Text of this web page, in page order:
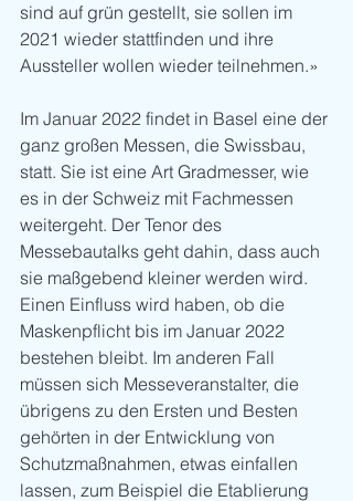
sind auf grün gestellt, sie sollen im
2021 wieder stattfinden und ihre
Aussteller wollen wieder teilnehmen.»
Im Januar 2022 findet in Basel eine der
ganz großen Messen, die Swissbau,
statt. Sie ist eine Art Gradmesser, wie
es in der Schweiz mit Fachmessen
weitergeht. Der Tenor des
Messebautalks geht dahin, dass auch
sie maßgebend kleiner werden wird.
Einen Einfluss wird haben, ob die
Maskenpflicht bis im Januar 2022
bestehen bleibt. Im anderen Fall
müssen sich Messeveranstalter, die
übrigens zu den Ersten und Besten
gehörten in der Entwicklung von
Schutzmaßnahmen, etwas einfallen
lassen, zum Beispiel die Etablierung